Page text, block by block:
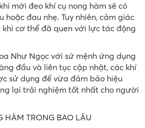
mới đeo khí cụ nong hàm sẽ có
hoặc đau nhẹ. Tuy nhiên, cảm giác
cơ thể đã quen với lực tác động
Như Ngọc với sứ mệnh ứng dụng
đầu và liên tục cập nhật, các khí
sử dụng để vừa đảm bảo hiệu
lại trải nghiệm tốt nhất cho người
HÀM TRONG BAO LÂU